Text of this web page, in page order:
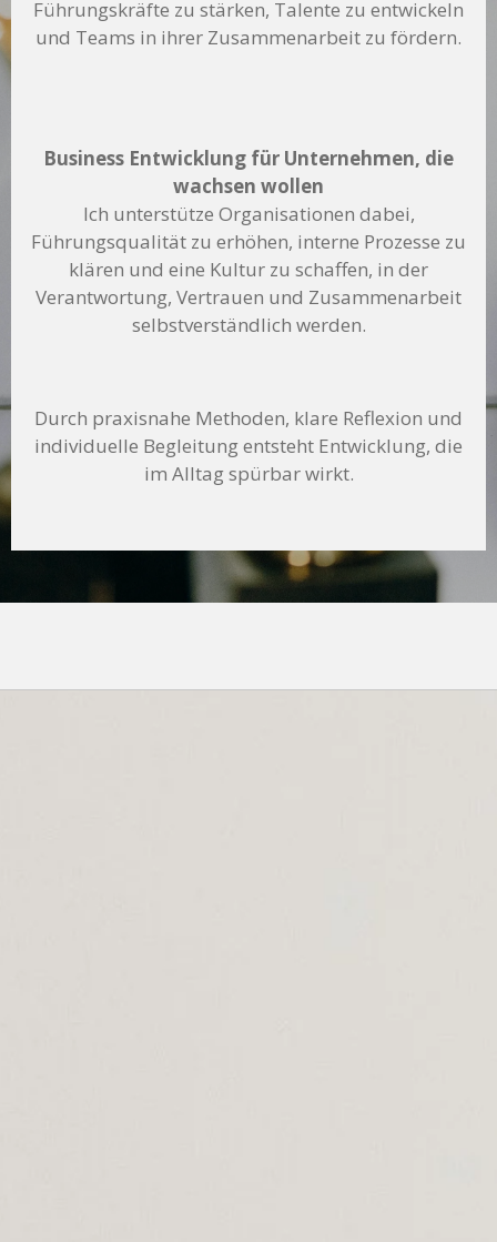
Führungskräfte zu stärken, Talente zu entwickeln
und Teams in ihrer Zusammenarbeit zu fördern.
Business Entwicklung für Unternehmen, die
wachsen wollen
Ich unterstütze Organisationen dabei,
Führungsqualität zu erhöhen, interne Prozesse zu
klären und eine Kultur zu schaffen, in der
Verantwortung, Vertrauen und Zusammenarbeit
selbstverständlich werden.
Durch praxisnahe Methoden, klare Reflexion und
individuelle Begleitung entsteht Entwicklung, die
im Alltag spürbar wirkt.